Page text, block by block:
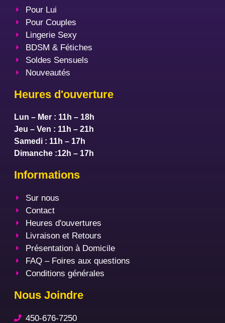
Pour Lui
Pour Couples
Lingerie Sexy
BDSM & Fétiches
Soldes Sensuels
Nouveautés
Heures d'ouverture
Lun – Mer : 11h – 18h
Jeu – Ven : 11h – 21h
Samedi : 11h – 17h
Dimanche :12h – 17h
Informations
Sur nous
Contact
Heures d'ouvertures
Livraison et Retours
Présentation à Domicile
FAQ – Foires aux questions
Conditions générales
Nous Joindre
450-676-7250